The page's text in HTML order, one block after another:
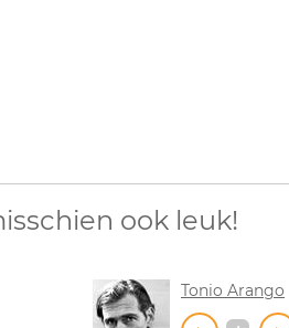
ook leuk!
Tonio Arango